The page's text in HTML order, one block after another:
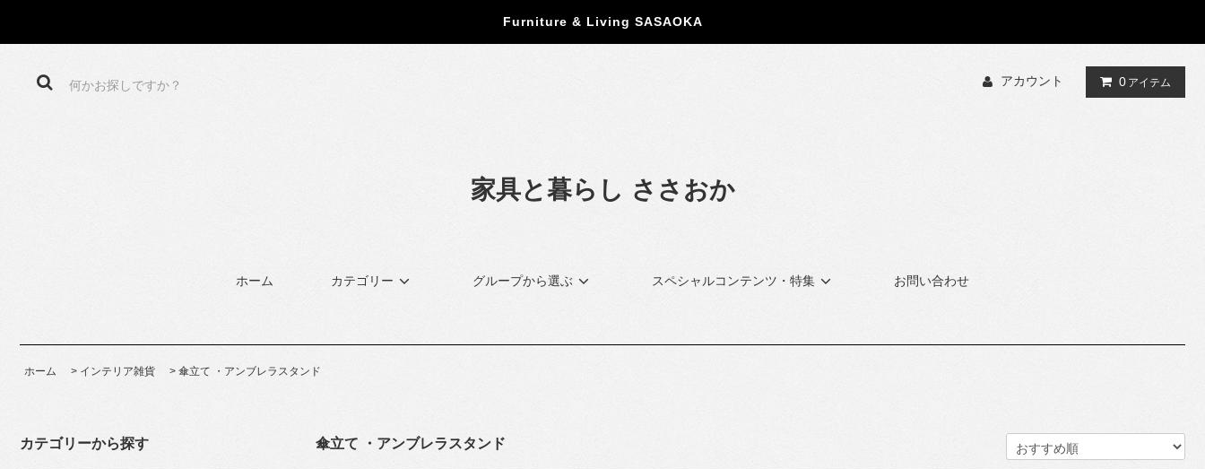
Furniture & Living SASAOKA
アカウント 0 アイテム
家具と暮らし ささおか
ホーム カテゴリー グループから選ぶ スペシャルコンテンツ・特集 お問い合わせ
ホーム > インテリア雑貨 > 傘立て ・アンブレラスタンド
カテゴリーから探す 傘立て ・アンブレラスタンド